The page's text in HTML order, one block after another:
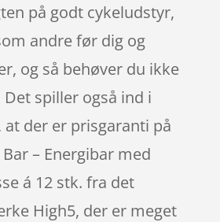
på godt cykeludstyr,
andre før dig og
og så behøver du ikke
spiller også ind i
der er prisgaranti på
– Energibar med
á 12 stk. fra det
High5, der er meget